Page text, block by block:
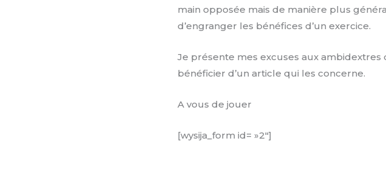
main opposée mais de manière plus
d’engranger les bénéfices d’un exercice.
Je présente mes excuses aux
bénéficier d’un article qui les concerne.
A vous de jouer
[wysija_form id= »2″]